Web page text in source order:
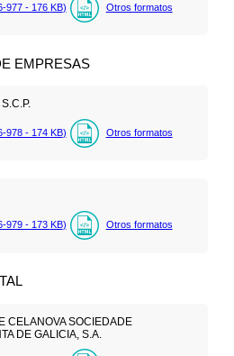
977 - 176 KB) Otros formatos
EMPRESAS
978 - 174 KB) Otros formatos
979 - 173 KB) Otros formatos
CELANOVA SOCIEDADE
DE GALICIA, S.A.